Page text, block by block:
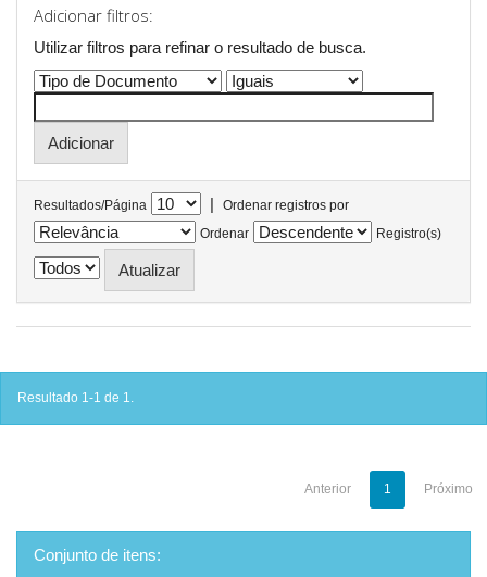
Adicionar filtros:
Utilizar filtros para refinar o resultado de busca.
Resultados/Página |
Ordenar registros por
Ordenar
Registro(s)
Resultado 1-1 de 1.
Anterior 1 Próximo
Conjunto de itens: